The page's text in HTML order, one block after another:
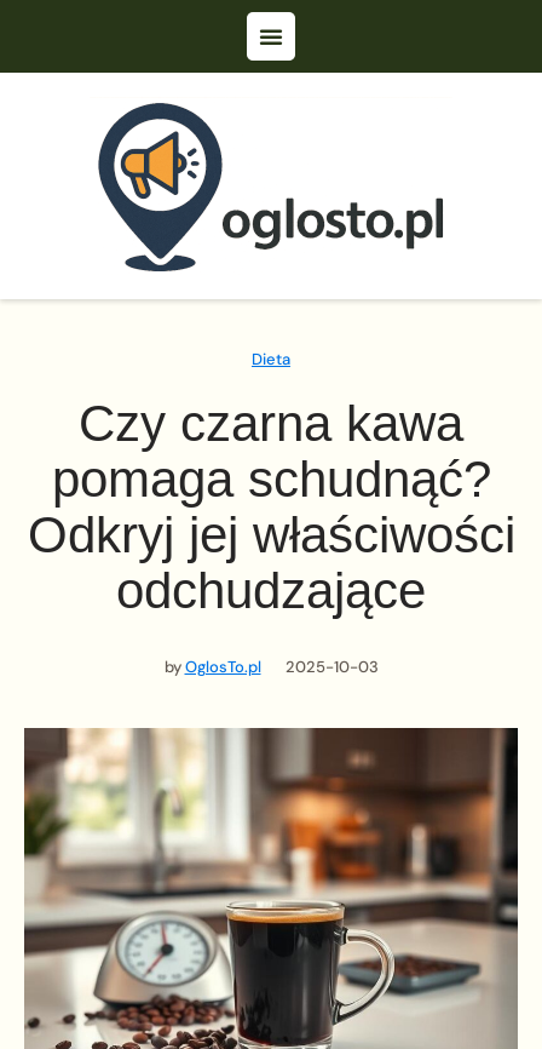
Dieta
Czy czarna kawa
pomaga schudnąć?
Odkryj jej właściwości
odchudzające
byOglosTo.pl 2025-10-03